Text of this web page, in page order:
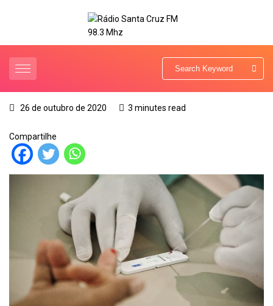
26 de outubro de 2020 3 minutes read
Compartilhe